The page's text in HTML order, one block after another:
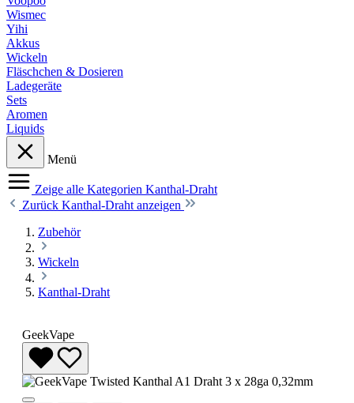
Wismec
Yihi
Akkus
Wickeln
Fläschchen & Dosieren
Ladegeräte
Sets
Aromen
Liquids
Menü
Zeige alle Kategorien Kanthal-Draht
Zurück Kanthal-Draht anzeigen
Zubehör
Wickeln
Kanthal-Draht
GeekVape